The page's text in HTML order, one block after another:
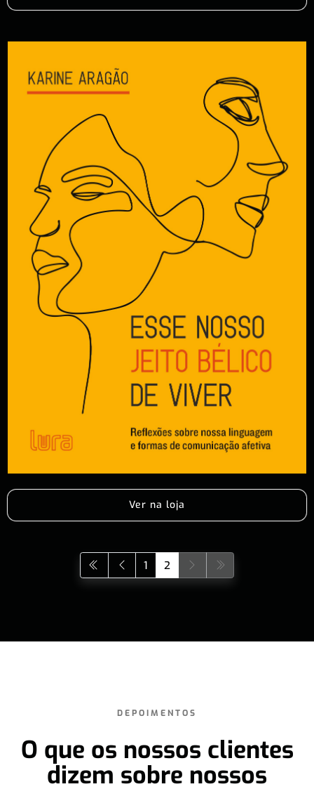
Ver na loja
1 2
DEPOIMENTOS
O que os nossos clientes
dizem sobre nossos